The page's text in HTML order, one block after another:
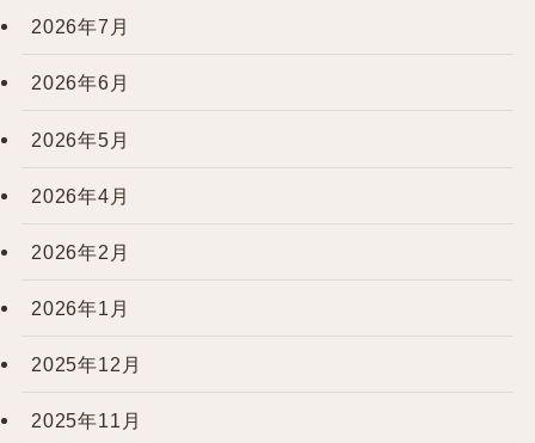
2026年7月
2026年6月
2026年5月
2026年4月
2026年2月
2026年1月
2025年12月
2025年11月